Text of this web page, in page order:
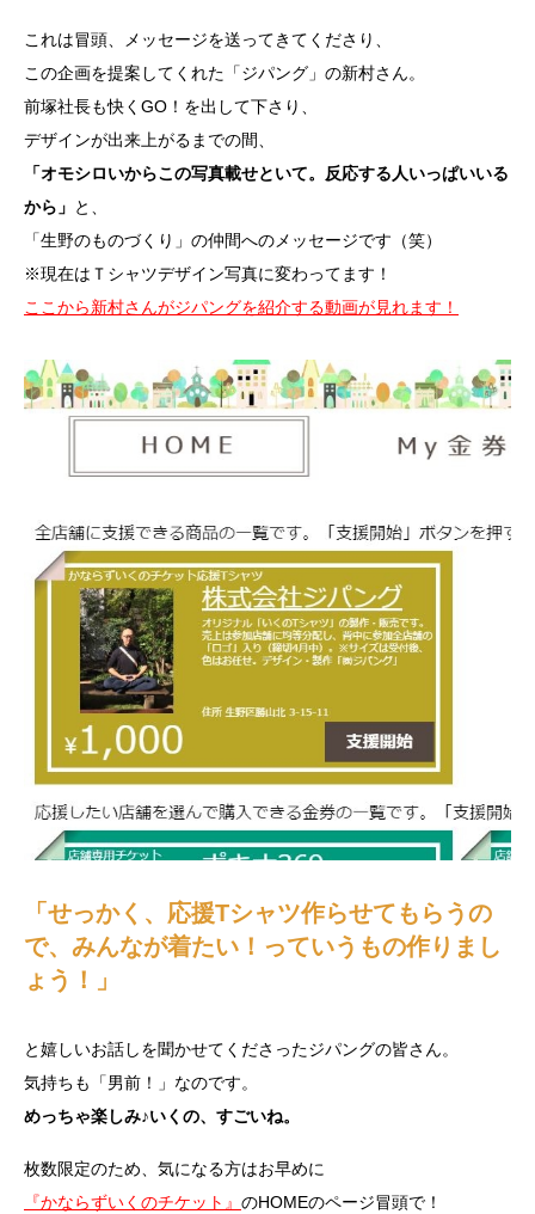
これは冒頭、メッセージを送ってきてくださり、
この企画を提案してくれた「ジパング」の新村さん。
前塚社長も快くGO！を出して下さり、
デザインが出来上がるまでの間、
「オモシロいからこの写真載せといて。反応する人いっぱいいる
から」 と、
「生野のものづくり」の仲間へのメッセージです（笑）
※現在はＴシャツデザイン写真に変わってます！
ここから新村さんがジパングを紹介する動画が見れます！
「せっかく、応援Tシャツ作らせてもらうの
で、みんなが着たい！っていうもの作りまし
ょう！」
と嬉しいお話しを聞かせてくださったジパングの皆さん。
気持ちも「男前！」なのです。
めっちゃ楽しみ♪いくの、すごいね。
枚数限定のため、気になる方はお早めに
『かならずいくのチケット』 のHOMEのページ冒頭で！